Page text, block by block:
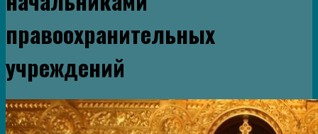
правоохранительных
учреждений